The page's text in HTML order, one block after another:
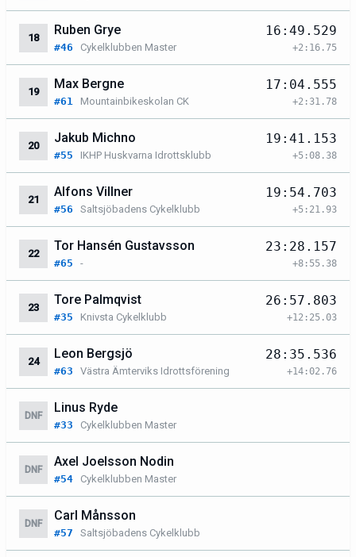
18
Ruben Grye
#46 Cykelklubben Master
16:49.529
+2:16.75
19
Max Bergne
#61 Mountainbikeskolan CK
17:04.555
+2:31.78
20
Jakub Michno
#55 IKHP Huskvarna Idrottsklubb
19:41.153
+5:08.38
21
Alfons Villner
#56 Saltsjöbadens Cykelklubb
19:54.703
+5:21.93
22
Tor Hansén Gustavsson
#65 -
23:28.157
+8:55.38
23
Tore Palmqvist
#35 Knivsta Cykelklubb
26:57.803
+12:25.03
24
Leon Bergsjö
#63 Västra Ämterviks Idrottsförening
28:35.536
+14:02.76
DNF
Linus Ryde
#33 Cykelklubben Master
DNF
Axel Joelsson Nodin
#54 Cykelklubben Master
DNF
Carl Månsson
#57 Saltsjöbadens Cykelklubb